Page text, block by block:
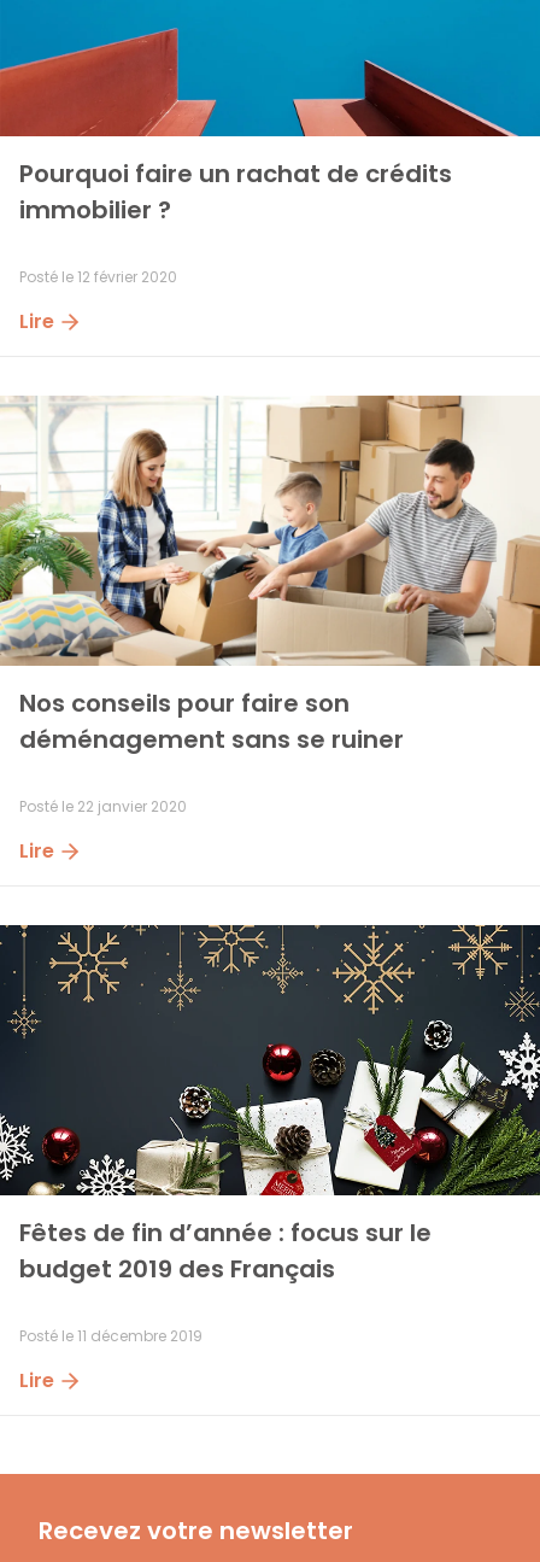
Pourquoi faire un rachat de crédits
immobilier ?
Posté le12 février 2020
Lire
Nos conseils pour faire son
déménagement sans se ruiner
Posté le 22 janvier 2020
Lire
Fêtes de fin d’année : focus sur le
budget 2019 des Français
Posté le11 décembre 2019
Lire
Recevez votre newsletter